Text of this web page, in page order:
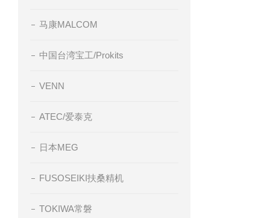
马康MALCOM
中国台湾宝工/Prokits
VENN
ATEC/爱泰克
日本MEG
FUSOSEIKI扶桑精机
TOKIWA常磐